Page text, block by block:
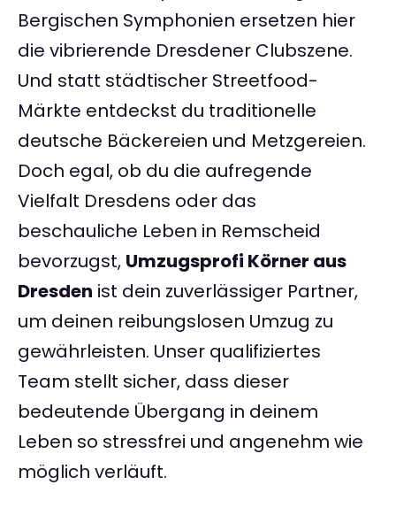
Bergischen Symphonien ersetzen hier
die vibrierende Dresdener Clubszene.
Und statt städtischer Streetfood-
Märkte entdeckst du traditionelle
deutsche Bäckereien und Metzgereien.
Doch egal, ob du die aufregende
Vielfalt Dresdens oder das
beschauliche Leben in Remscheid
bevorzugst, Umzugsprofi Körner aus
Dresden ist dein zuverlässiger Partner,
um deinen reibungslosen Umzug zu
gewährleisten. Unser qualifiziertes
Team stellt sicher, dass dieser
bedeutende Übergang in deinem
Leben so stressfrei und angenehm wie
möglich verläuft.